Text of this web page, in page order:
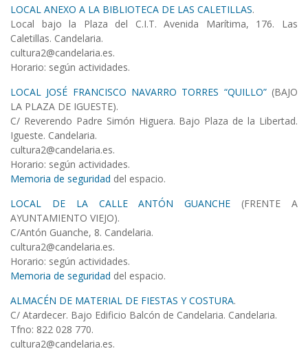
LOCAL ANEXO A LA BIBLIOTECA DE LAS CALETILLAS.
Local bajo la Plaza del C.I.T. Avenida Marítima, 176. Las
Caletillas. Candelaria.
cultura2@candelaria.es.
Horario: según actividades.
LOCAL JOSÉ FRANCISCO NAVARRO TORRES “QUILLO”(BAJO
LA PLAZA DE IGUESTE).
C/ Reverendo Padre Simón Higuera. Bajo Plaza de la Libertad.
Igueste. Candelaria.
cultura2@candelaria.es.
Horario: según actividades.
Memoria de seguridad del espacio.
LOCAL DE LA CALLE ANTÓN GUANCHE (FRENTE A
AYUNTAMIENTO VIEJO).
C/Antón Guanche, 8. Candelaria.
cultura2@candelaria.es.
Horario: según actividades.
Memoria de seguridad del espacio.
ALMACÉN DE MATERIAL DE FIESTAS Y COSTURA.
C/ Atardecer. Bajo Edificio Balcón de Candelaria. Candelaria.
Tfno: 822 028 770.
cultura2@candelaria.es.